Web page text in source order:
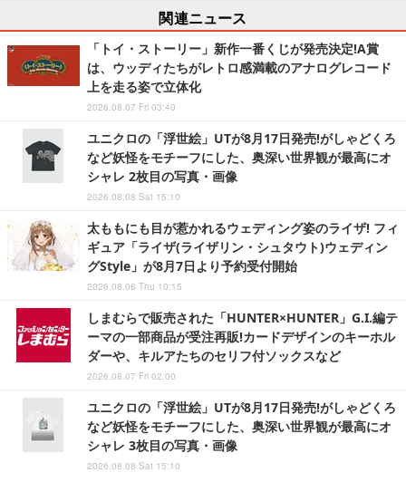
関連ニュース
「トイ・ストーリー」新作一番くじが発売決定!A賞
は、ウッディたちがレトロ感満載のアナログレコード
上を走る姿で立体化
2026.08.07 Fri 03:40
ユニクロの「浮世絵」UTが8月17日発売!がしゃどくろ
など妖怪をモチーフにした、奥深い世界観が最高にオ
シャレ 2枚目の写真・画像
2026.08.08 Sat 15:10
太ももにも目が惹かれるウェディング姿のライザ! フィ
ギュア「ライザ(ライザリン・シュタウト)ウェディン
グStyle」が8月7日より予約受付開始
2026.08.06 Thu 10:15
しまむらで販売された「HUNTER×HUNTER」G.I.編テ
ーマの一部商品が受注再販!カードデザインのキーホル
ダーや、キルアたちのセリフ付ソックスなど
2026.08.07 Fri 02:00
ユニクロの「浮世絵」UTが8月17日発売!がしゃどくろ
など妖怪をモチーフにした、奥深い世界観が最高にオ
シャレ 3枚目の写真・画像
2026.08.08 Sat 15:10